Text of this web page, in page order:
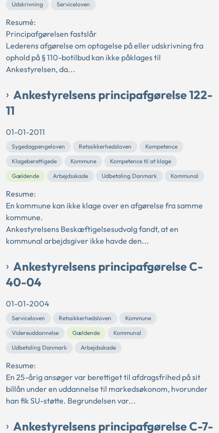
Udskrivning
Serviceloven
Resumé:
Principafgørelsen fastslår
Lederens afgørelse om optagelse på eller udskrivning fra
ophold på § 110-botilbud kan ikke påklages til
Ankestyrelsen, da...
Ankestyrelsens principafgørelse 122-
11
01-01-2011
Sygedagpengeloven Retssikkerhedsloven
Kompetence
Klageberettigede
Kommune
Kompetence til at klage
Gældende
Arbejdsskade Udbetaling Danmark Kommunal
Resume:
En kommune kan ikke klage over en afgørelse fra samme
kommune.
Ankestyrelsens Beskæftigelsesudvalg fandt, at en
kommunal arbejdsgiver ikke havde den...
Ankestyrelsens principafgørelse C-
40-04
01-01-2004
Serviceloven Retssikkerhedsloven
Kommune
Videreuddannelse
Gældende
Kommunal
Udbetaling Danmark
Arbejdsskade
Resume:
En 25-årig ansøger var berettiget til afdragsfrihed på sit
billån under en uddannelse til markedsøkonom, hvorunder
han fik SU-støtte. Begrundelsen var...
Ankestyrelsens principafgørelse C-7-